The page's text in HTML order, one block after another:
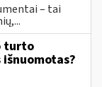
– tai
turto